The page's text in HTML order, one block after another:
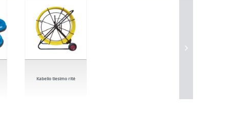
Kabelio tiesimo ritė